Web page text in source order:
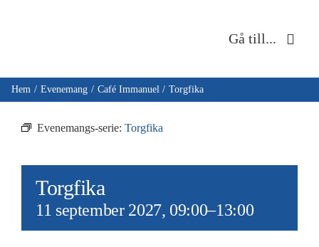
Gå till...
Hem
Om oss
Musik & kultur
Barn & unga
Hem Evenemang Café Immanuel Torgfika
Evenemangs-serie: Torgfika
Torgfika
11 september 2027, 09:00–13:00